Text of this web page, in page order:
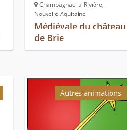
Champagnac-la-Rivière,
Nouvelle-Aquitaine
Médiévale du château
de Brie
Autres animations